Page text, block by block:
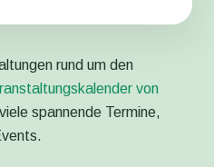
rund um den
von
spannende Termine,